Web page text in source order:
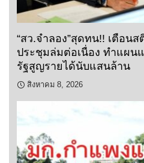
“สว.จำลอง”สุดทน!! เตือนส
ประชุมล่มต่อเนื่อง ทำแผน
รัฐสูญรายได้นับแสนล้าน
สิงหาคม 8, 2026